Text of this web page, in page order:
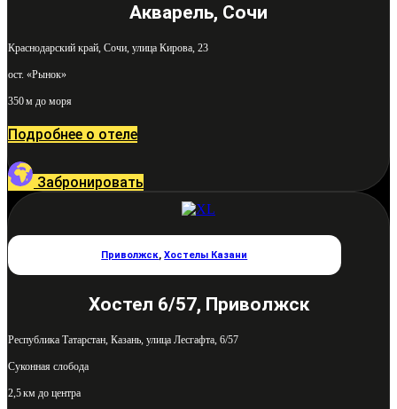
Акварель, Сочи
Краснодарский край, Сочи, улица Кирова, 23
ост. «Рынок»
350 м до моря
Подробнее о отеле
Забронировать
Приволжск,Хостелы Казани
Хостел 6/57, Приволжск
Республика Татарстан, Казань, улица Лесгафта, 6/57
Суконная слобода
2,5 км до центра